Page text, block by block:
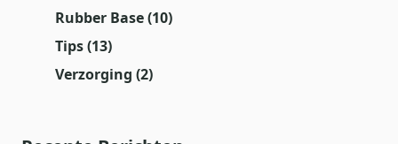
Rubber Base(10)
Tips(13)
Verzorging (2)